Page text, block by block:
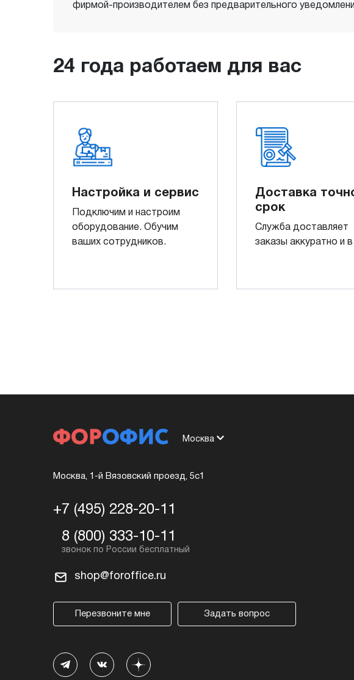
фирмой-производителем без предварительного
24 года работаем для вас
Настройка и сервис
Подключим и настроим
оборудование. Обучим
ваших сотрудников.
Доставка
срок
Служба доставляет
заказы аккуратно и
Москва
Москва, 1-й Вязовский проезд, 5с1
+7 (495) 228-20-11
8 (800) 333-10-11
shop@foroffice.ru
Перезвоните мне Задать вопрос